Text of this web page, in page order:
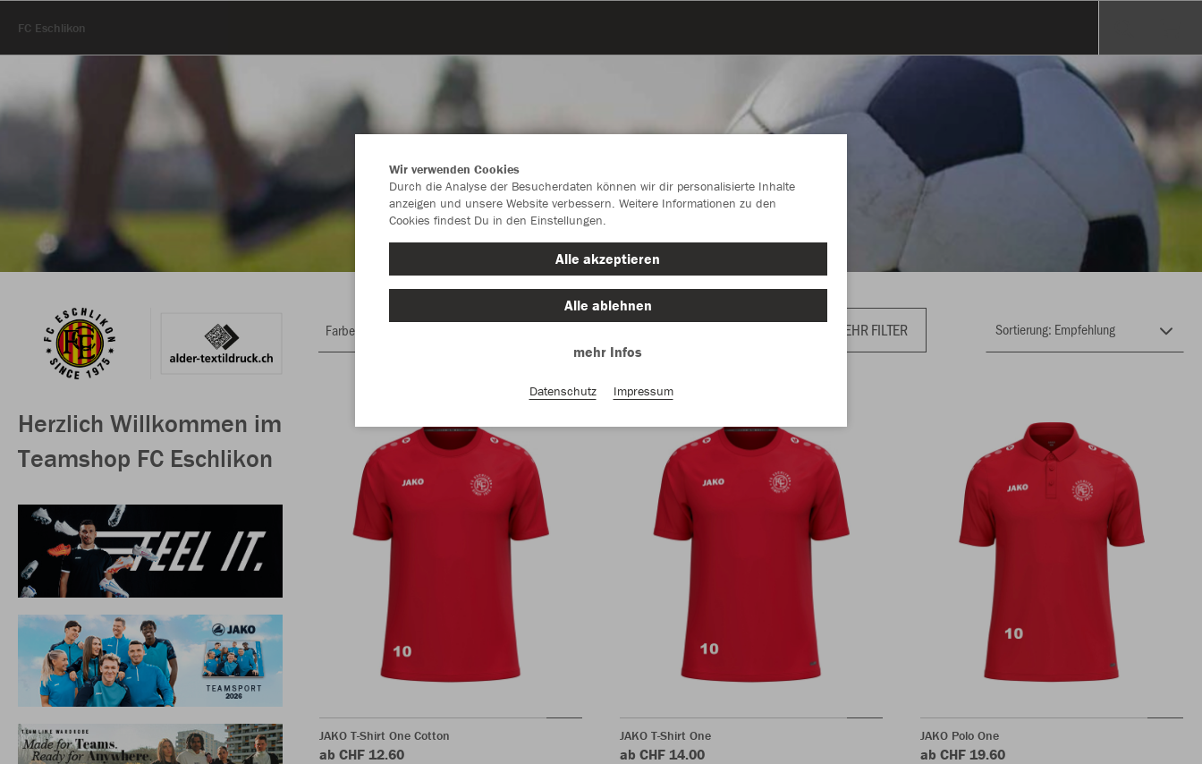
FC Eschlikon
Herzlich Willkommen im
Teamshop FC Eschlikon
Farbe MEHR FILTER
JAKO T-Shirt One Cotton
ab CHF 12.60
JAKO T-Shirt One
ab CHF 14.00
JAKO Polo One
ab CHF 19.60
Wir verwenden Cookies
Durch die Analyse der Besucherdaten können wir dir personalisierte Inhalte
anzeigen und unsere Website verbessern. Weitere Informationen zu den
Cookies findest Du in den Einstellungen.
Alle akzeptieren
Alle ablehnen
mehr Infos
Datenschutz Impressum